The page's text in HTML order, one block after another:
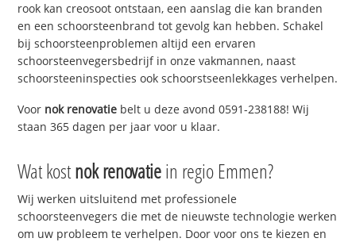
rook kan creosoot ontstaan, een aanslag die kan branden
en een schoorsteenbrand tot gevolg kan hebben. Schakel
bij schoorsteenproblemen altijd een ervaren
schoorsteenvegersbedrijf in onze vakmannen, naast
schoorsteeninspecties ook schoorstseenlekkages verhelpen.
Voor nok renovatie belt u deze avond 0591-238188! Wij
staan 365 dagen per jaar voor u klaar.
Wat kostnok renovatiein regio Emmen?
Wij werken uitsluitend met professionele
schoorsteenvegers die met de nieuwste technologie werken
om uw probleem te verhelpen. Door voor ons te kiezen en